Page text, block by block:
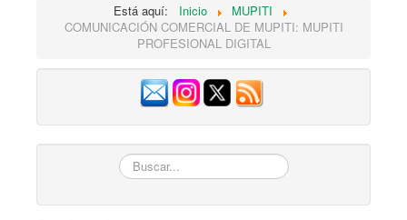
Está aquí: Inicio
MUPITI
COMUNICACIÓN COMERCIAL DE MUPITI: MUPITI
PROFESIONAL DIGITAL
Buscar...